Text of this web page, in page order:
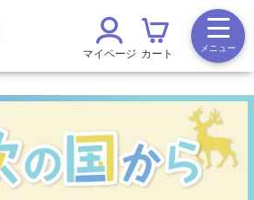
マイページ カート メニュー